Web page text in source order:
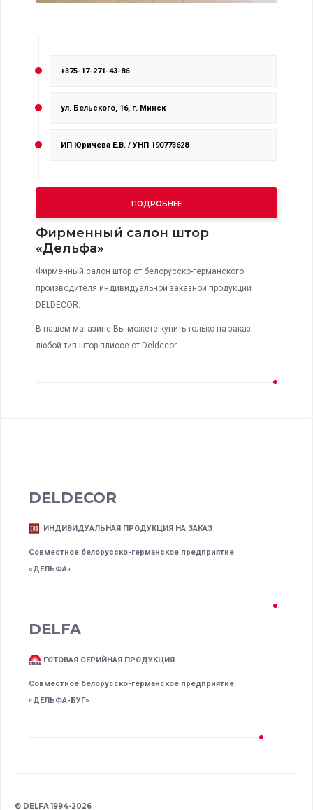
+375-17-271-43-86
ул. Бельского, 16, г. Минск
ИП Юричева Е.В. / УНП 190773628
ПОДРОБНЕЕ
Фирменный салон штор
«Дельфа»
Фирменный салон штор от белорусско-германского
производителя индивидуальной заказной продукции
DELDECOR.
В нашем магазине Вы можете купить только на заказ
любой тип штор плиссе от Deldecor.
DELDECOR
ИНДИВИДУАЛЬНАЯ ПРОДУКЦИЯ НА ЗАКАЗ
Совместное белорусско-германское предприятие
«ДЕЛЬФА»
DELFA
ГОТОВАЯ СЕРИЙНАЯ ПРОДУКЦИЯ
Совместное белорусско-германское предприятие
«ДЕЛЬФА-БУГ»
© DELFA 1994-2026